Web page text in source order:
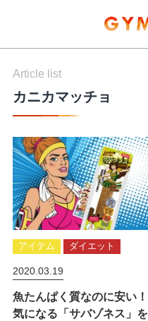
Article list
カニカマッチョ
アイテム ダイエット
2020.03.19
魚たんぱく質なのに安い！
気になる「サバゾネス」を